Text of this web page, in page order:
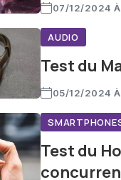
07/12/2024
AUDIO
Test du
05/12/2024 À
Test du